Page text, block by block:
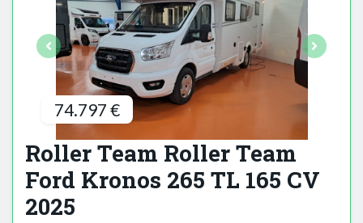
74.797 €
Roller Team Roller Team
Ford Kronos 265 TL 165 CV
2025